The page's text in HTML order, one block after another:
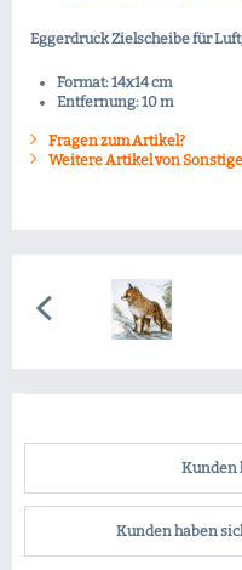
Eggerdruck Zielscheibe für
Format: 14x14 cm
Entfernung: 10 m
Fragen zum Artikel?
Weitere Artikel von
Kunden
Kunden haben